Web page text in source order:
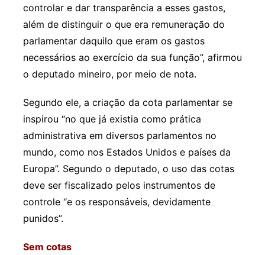
controlar e dar transparência a esses gastos,
além de distinguir o que era remuneração do
parlamentar daquilo que eram os gastos
necessários ao exercício da sua função”, afirmou
o deputado mineiro, por meio de nota.
Segundo ele, a criação da cota parlamentar se
inspirou “no que já existia como prática
administrativa em diversos parlamentos no
mundo, como nos Estados Unidos e países da
Europa”. Segundo o deputado, o uso das cotas
deve ser fiscalizado pelos instrumentos de
controle “e os responsáveis, devidamente
punidos”.
Sem cotas